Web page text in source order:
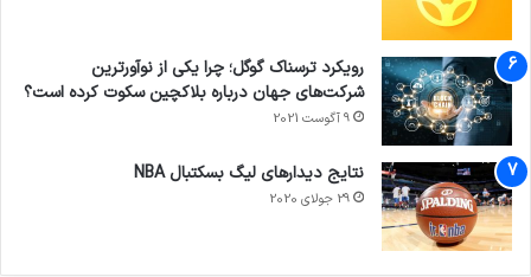
رویکرد ترسناک گوگل؛ چرا یکی از نوآورترین
شرکت‌های جهان درباره بلاکچین سکوت کرده است؟
9 آگوست 2021
نتایج دیدار‌های لیگ بسکتبال NBA
29 جولای 2020